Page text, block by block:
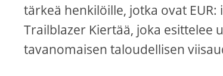
tärkeä henkilöille, jotka ovat
Trailblazer Kiertää, joka esittelee
tavanomaisen taloudellisen